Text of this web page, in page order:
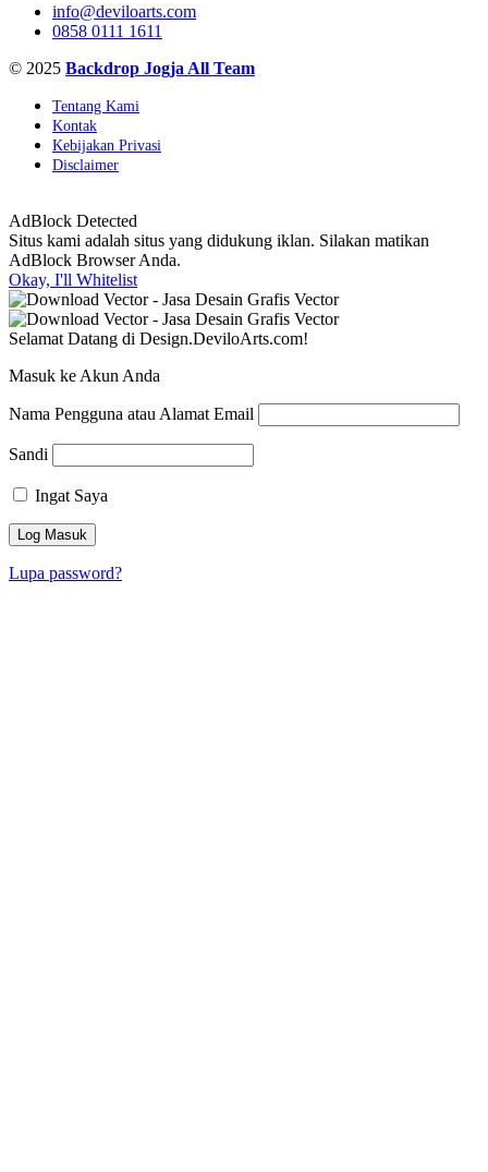
info@deviloarts.com
0858 0111 1611
© 2025 Backdrop Jogja All Team
Tentang Kami
Kontak
Kebijakan Privasi
Disclaimer
AdBlock Detected
Situs kami adalah situs yang didukung iklan. Silakan matikan
AdBlock Browser Anda.
Okay, I'll Whitelist
Selamat Datang di Design.DeviloArts.com!
Masuk ke Akun Anda
Nama Pengguna atau Alamat Email
Sandi
Ingat Saya
Lupa password?